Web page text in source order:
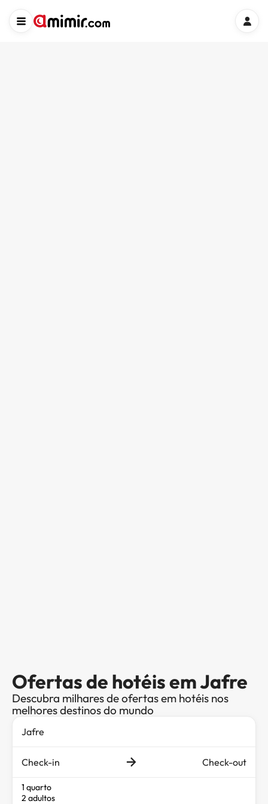
Ofertas de hotéis em Jafre
Descubra milhares de ofertas em hotéis nos
melhores destinos do mundo
Check-in Check-out
1 quarto
2 adultos